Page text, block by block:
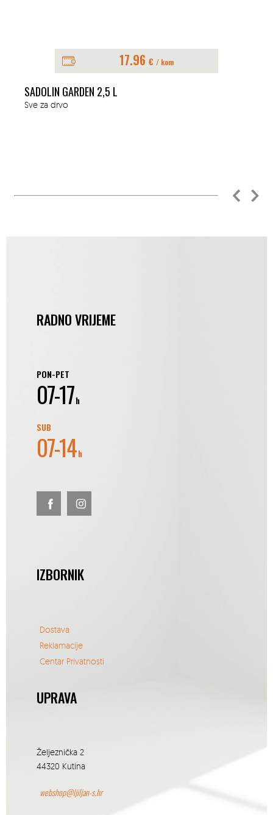
17.96 € / kom
SADOLIN GARDEN 2,5 L
Sve za drvo
RADNO VRIJEME
PON-PET
07-17h
SUB
07-14h
IZBORNIK
Dostava
Reklamacije
Centar Privatnosti
UPRAVA
Željeznička 2
44320 Kutina
webshop@ljiljan-s.hr